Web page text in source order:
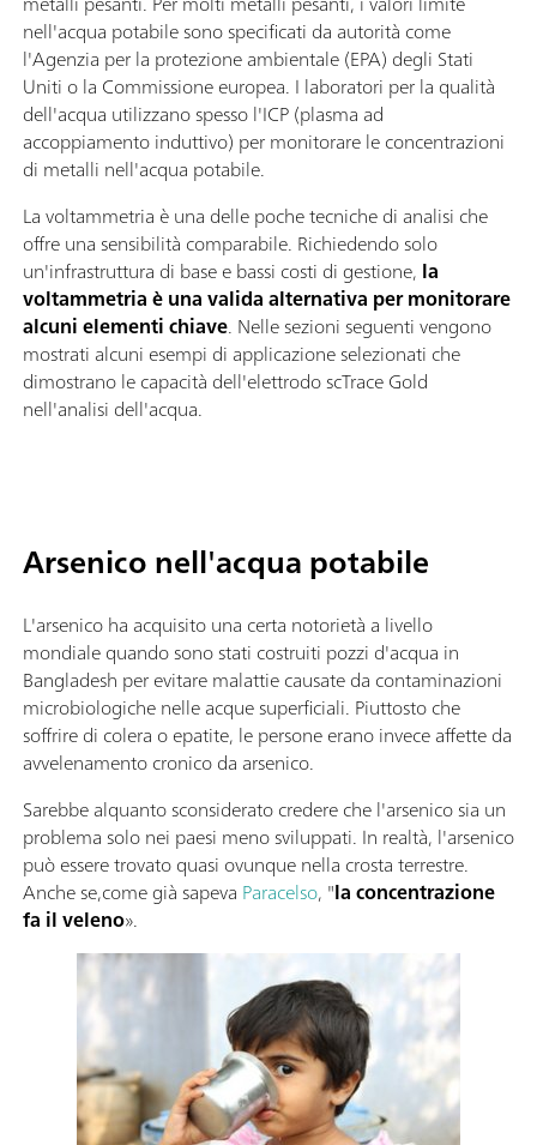
nell'acqua potabile sono specificati da autorità come
l'Agenzia per la protezione ambientale (EPA) degli Stati
Uniti o la Commissione europea. I laboratori per la qualità
dell'acqua utilizzano spesso l'ICP (plasma ad
accoppiamento induttivo) per monitorare le concentrazioni
di metalli nell'acqua potabile.
La voltammetria è una delle poche tecniche di analisi che
offre una sensibilità comparabile. Richiedendo solo
un'infrastruttura di base e bassi costi di gestione, la
voltammetria è una valida alternativa per monitorare
alcuni elementi chiave. Nelle sezioni seguenti vengono
mostrati alcuni esempi di applicazione selezionati che
dimostrano le capacità dell'elettrodo scTrace Gold
nell'analisi dell'acqua.
Arsenico nell'acqua potabile
L'arsenico ha acquisito una certa notorietà a livello
mondiale quando sono stati costruiti pozzi d'acqua in
Bangladesh per evitare malattie causate da contaminazioni
microbiologiche nelle acque superficiali. Piuttosto che
soffrire di colera o epatite, le persone erano invece affette da
avvelenamento cronico da arsenico.
Sarebbe alquanto sconsiderato credere che l'arsenico sia un
problema solo nei paesi meno sviluppati. In realtà, l'arsenico
può essere trovato quasi ovunque nella crosta terrestre.
Anche se,come già sapeva Paracelso, "la concentrazione
fa il veleno».